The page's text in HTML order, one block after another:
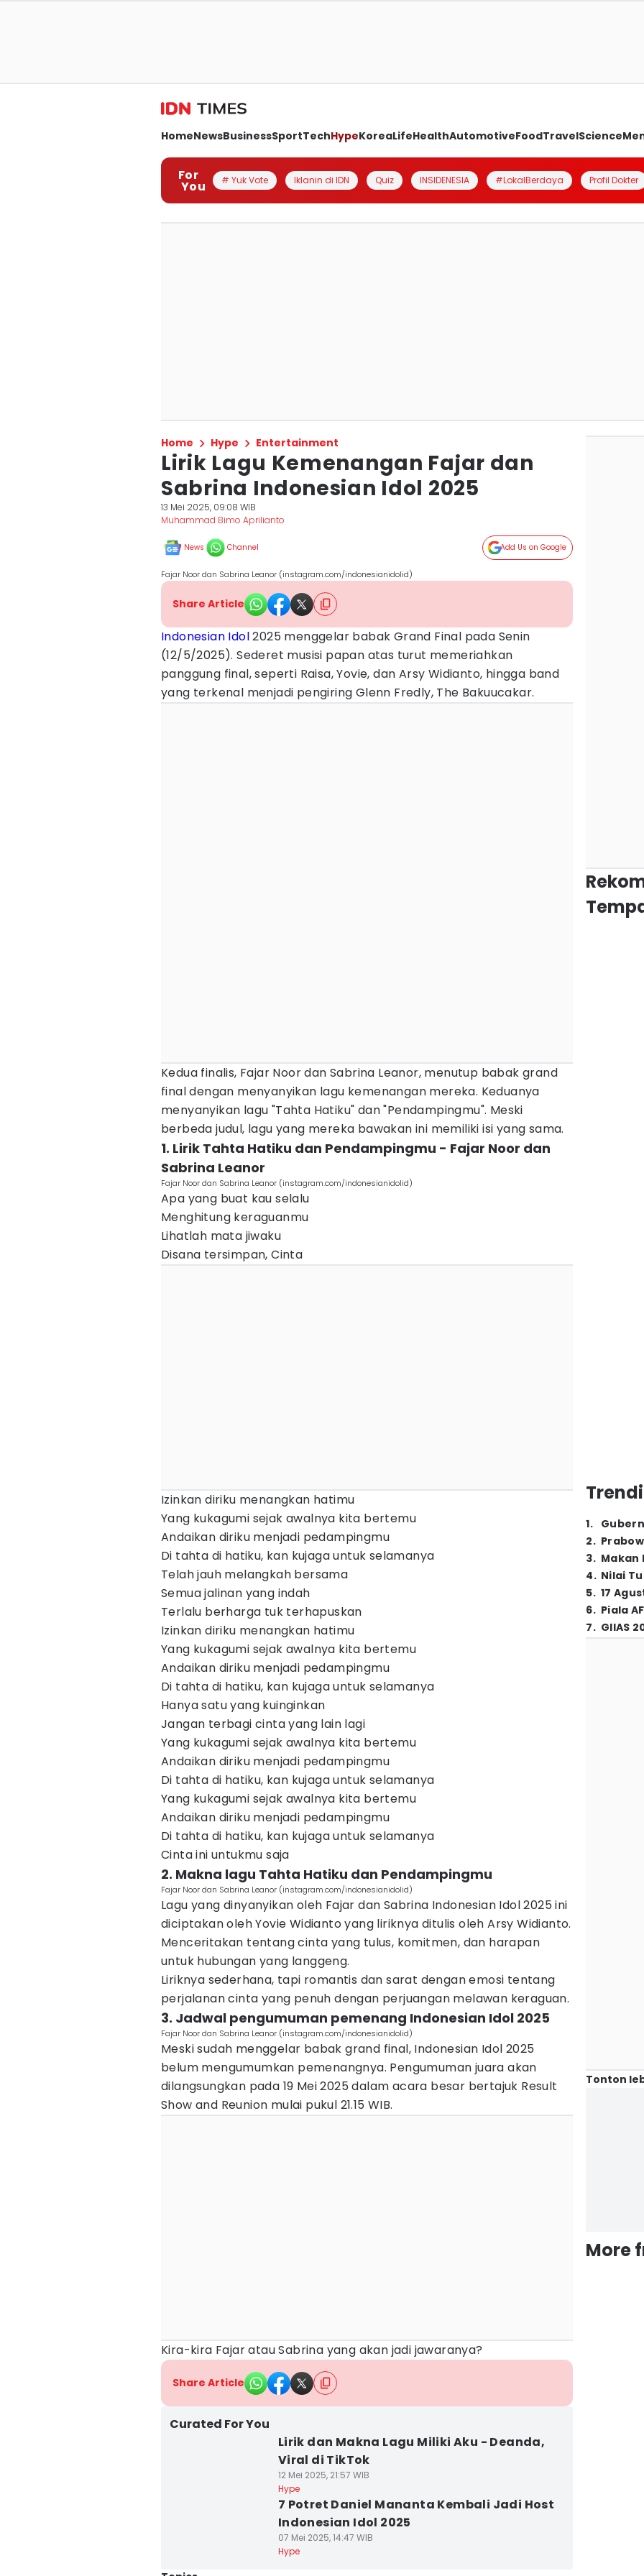
HomeNewsBusinessSportTechHypeKoreaLifeHealthAutomotiveFoodTravelScience
For
You # Yuk Vote Iklanin di IDN Quiz INSIDENESIA #LokalBerdaya Profil Dokter
Home Hype Entertainment
Lirik Lagu Kemenangan Fajar dan
Sabrina Indonesian Idol 2025
13 Mei 2025, 09:08 WIB
Muhammad Bimo Aprilianto
News Channel Add Us on Google
Fajar Noor dan Sabrina Leanor (instagram.com/indonesianidolid)
Share Article
Indonesian Idol2025 menggelar babak Grand Final pada Senin
(12/5/2025). Sederet musisi papan atas turut memeriahkan
panggung final, seperti Raisa, Yovie, dan Arsy Widianto, hingga band
yang terkenal menjadi pengiring Glenn Fredly, The Bakuucakar.
Kedua finalis, Fajar Noor dan Sabrina Leanor, menutup babak grand
final dengan menyanyikan lagu kemenangan mereka. Keduanya
menyanyikan lagu "Tahta Hatiku" dan "Pendampingmu". Meski
berbeda judul, lagu yang mereka bawakan ini memiliki isi yang sama.
1. Lirik Tahta Hatiku dan Pendampingmu - Fajar Noor dan
Sabrina Leanor
Fajar Noor dan Sabrina Leanor (instagram.com/indonesianidolid)
Apa yang buat kau selalu
Menghitung keraguanmu
Lihatlah mata jiwaku
Disana tersimpan, Cinta
Izinkan diriku menangkan hatimu
Yang kukagumi sejak awalnya kita bertemu
Andaikan diriku menjadi pedampingmu
Di tahta di hatiku, kan kujaga untuk selamanya
Telah jauh melangkah bersama
Semua jalinan yang indah
Terlalu berharga tuk terhapuskan
Izinkan diriku menangkan hatimu
Yang kukagumi sejak awalnya kita bertemu
Andaikan diriku menjadi pedampingmu
Di tahta di hatiku, kan kujaga untuk selamanya
Hanya satu yang kuinginkan
Jangan terbagi cinta yang lain lagi
Yang kukagumi sejak awalnya kita bertemu
Andaikan diriku menjadi pedampingmu
Di tahta di hatiku, kan kujaga untuk selamanya
Yang kukagumi sejak awalnya kita bertemu
Andaikan diriku menjadi pedampingmu
Di tahta di hatiku, kan kujaga untuk selamanya
Cinta ini untukmu saja
2. Makna lagu Tahta Hatiku dan Pendampingmu
Fajar Noor dan Sabrina Leanor (instagram.com/indonesianidolid)
Lagu yang dinyanyikan oleh Fajar dan Sabrina Indonesian Idol 2025 ini
diciptakan oleh Yovie Widianto yang liriknya ditulis oleh Arsy Widianto.
Menceritakan tentang cinta yang tulus, komitmen, dan harapan
untuk hubungan yang langgeng.
Liriknya sederhana, tapi romantis dan sarat dengan emosi tentang
perjalanan cinta yang penuh dengan perjuangan melawan keraguan.
3. Jadwal pengumuman pemenang Indonesian Idol 2025
Fajar Noor dan Sabrina Leanor (instagram.com/indonesianidolid)
Meski sudah menggelar babak grand final, Indonesian Idol 2025
belum mengumumkan pemenangnya. Pengumuman juara akan
dilangsungkan pada 19 Mei 2025 dalam acara besar bertajuk Result
Show and Reunion mulai pukul 21.15 WIB.
Kira-kira Fajar atau Sabrina yang akan jadi jawaranya?
Share Article
Curated For You
Lirik dan Makna Lagu Miliki Aku - Deanda,
Viral di TikTok
12 Mei 2025, 21:57 WIB
Hype
7 Potret Daniel Mananta Kembali Jadi Host
Indonesian Idol 2025
07 Mei 2025, 14:47 WIB
Hype
1.
2.
3. Makan
4. Nilai
5. 17
6. Piala
7. GIIAS
Tonton
More